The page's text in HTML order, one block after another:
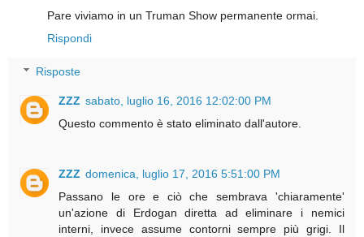
Pare viviamo in un Truman Show permanente ormai.
Rispondi
Risposte
ZZZ sabato, luglio 16, 2016 12:02:00 PM
Questo commento è stato eliminato dall'autore.
ZZZ domenica, luglio 17, 2016 5:51:00 PM
Passano le ore e ciò che sembrava 'chiaramente'
un'azione di Erdogan diretta ad eliminare i nemici
interni, invece assume contorni sempre più grigi. Il